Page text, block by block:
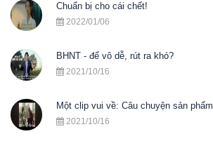
Chuẩn bị cho cái chết!
2022/01/06
BHNT - để vô dễ, rút ra khó?
2021/10/16
Một clip vui về: Câu chuyện sản phẩm
2021/10/16